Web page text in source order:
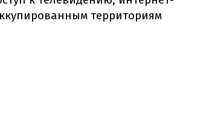
территориям